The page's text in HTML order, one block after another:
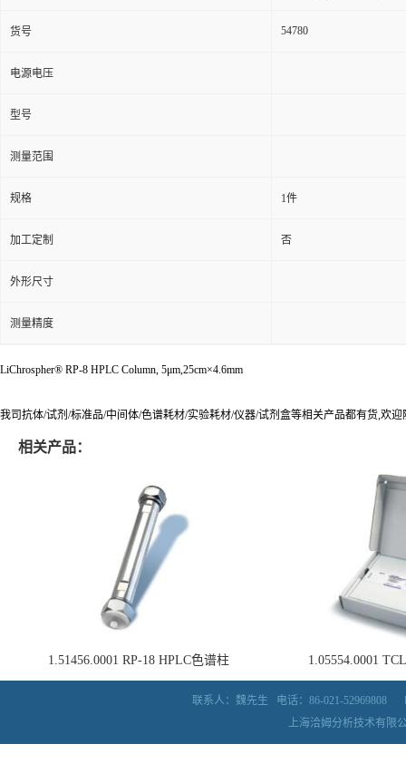
货号 54780
电源电压
型号
测量范围
规格 1件
加工定制 否
外形尺寸
测量精度
LiChrospher® RP-8 HPLC Column, 5μm,25cm×4.6mm
我司抗体/试剂/标准品/中间体/色谱耗材/实验耗材/仪器/试剂盒等相关产品都有货,欢
相关产品：
1.51456.0001 RP-18 HPLC色谱柱 1.05554.0001
联系人：魏先生 电话：86-021-52969808
上海洽姆分析技术有限